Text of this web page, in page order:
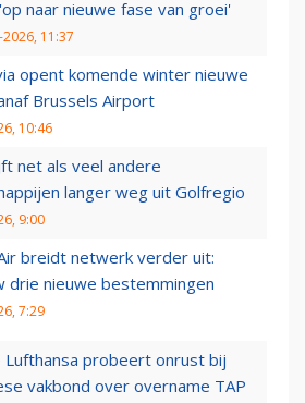
naar nieuwe fase van groei'
11:37
opent komende winter nieuwe
Brussels Airport
10:46
net als veel andere
langer weg uit Golfregio
9:00
breidt netwerk verder uit:
drie nieuwe bestemmingen
7:29
Lufthansa probeert onrust bij
vakbond over overname TAP